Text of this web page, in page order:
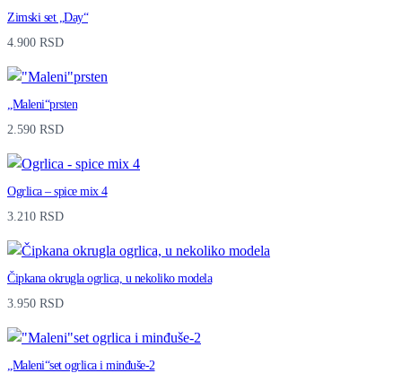
Zimski set „Day“
4.900 RSD
„Maleni“prsten
2.590 RSD
Ogrlica – spice mix 4
3.210 RSD
Čipkana okrugla ogrlica, u nekoliko modela
3.950 RSD
„Maleni“set ogrlica i minđuše-2